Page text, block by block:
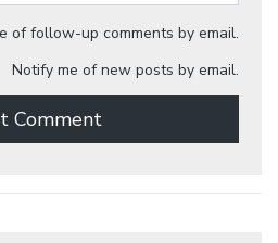
of follow-up comments by email.
Notify me of new posts by email.